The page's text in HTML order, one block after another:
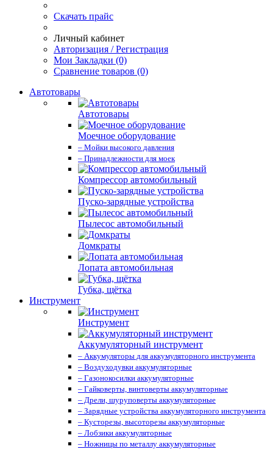
Скачать прайс
Личный кабинет
Авторизация / Регистрация
Мои Закладки (0)
Сравнение товаров (0)
Автотовары
Автотовары
Моечное оборудование
– Мойки высокого давления
– Принадлежности для моек
Компрессор автомобильный
Пуско-зарядные устройства
Пылесос автомобильный
Домкраты
Лопата автомобильная
Губка, щётка
Инструмент
Инструмент
Аккумуляторный инструмент
– Аккумуляторы для аккумуляторного инструмента
– Воздуходувки аккумуляторные
– Газонокосилки аккумуляторные
– Гайковерты, винтоверты аккумуляторные
– Дрели, шуруповерты аккумуляторные
– Зарядные устройства аккумуляторного инструмента
– Кусторезы, высоторезы аккумуляторные
– Лобзики аккумуляторные
– Ножницы по металлу аккумуляторные